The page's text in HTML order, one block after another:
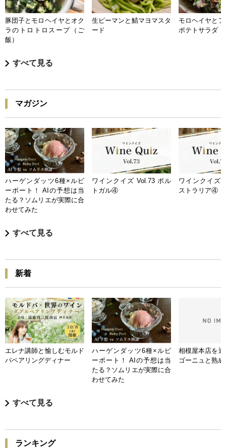
豚団子とモロヘイヤとオク
ラのトロトロスープ（ご
飯）
生ピーマンと鯖マヨマスタ
ード
モロヘイヤと
ポテトサラダ
すべて見る
マガジン
ハーゲンダッツ6種×ルビ
ーポート！ AIの予想は当
たる？ソムリエが実際に合
わせてみた
ワインクイズ Vol.73 ポル
トガル④
ワインクイズ
ストラリア④
すべて見る
新着
エレナ講師と愉しむモルド
バペアリングディナー
ハーゲンダッツ6種×ルビ
ーポート！ AIの予想は当
たる？ソムリエが実際に合
わせてみた
相模屋本店を
ゴーニュと熟
すべて見る
ランキング